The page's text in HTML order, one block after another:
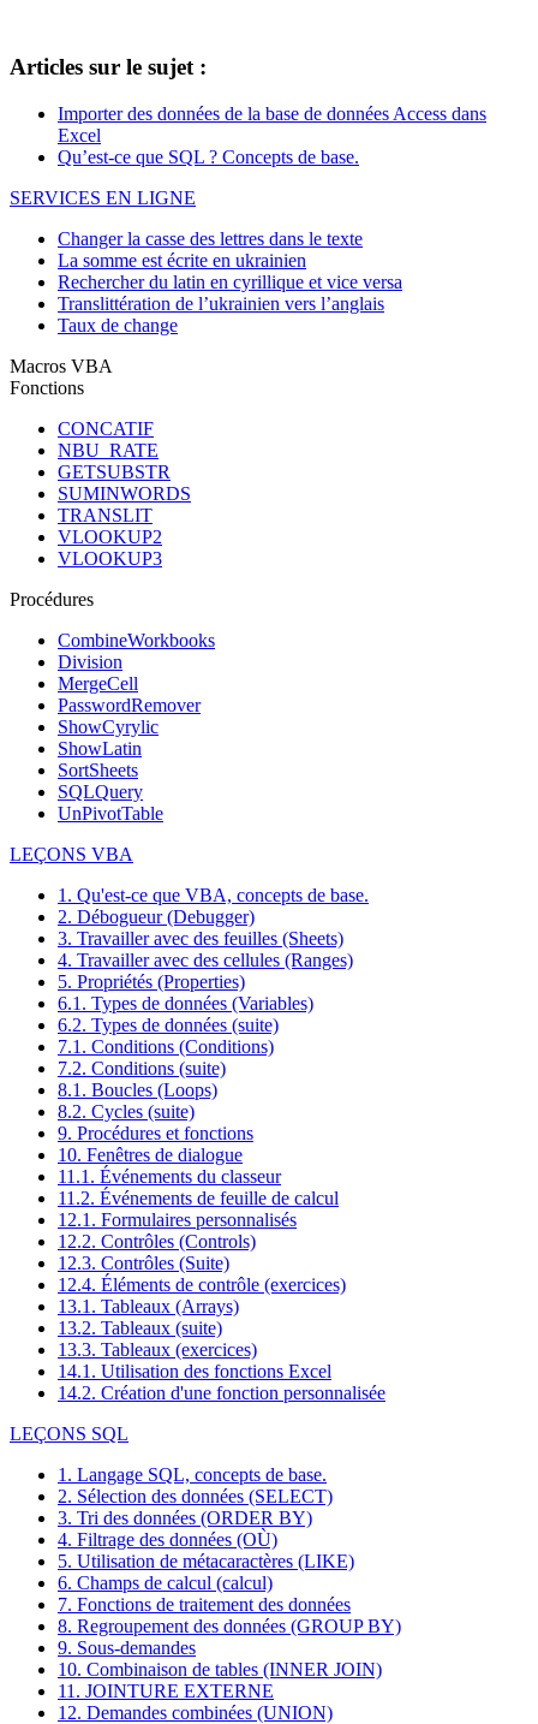
Articles sur le sujet :
Importer des données de la base de données Access dans
Excel
Qu’est-ce que SQL ? Concepts de base.
SERVICES EN LIGNE
Changer la casse des lettres dans le texte
La somme est écrite en ukrainien
Rechercher du latin en cyrillique et vice versa
Translittération de l’ukrainien vers l’anglais
Taux de change
Macros VBA
Fonctions
CONCATIF
NBU_RATE
GETSUBSTR
SUMINWORDS
TRANSLIT
VLOOKUP2
VLOOKUP3
Procédures
CombineWorkbooks
Division
MergeCell
PasswordRemover
ShowCyrylic
ShowLatin
SortSheets
SQLQuery
UnPivotTable
LEÇONS VBA
1. Qu'est-ce que VBA, concepts de base.
2. Débogueur (Debugger)
3. Travailler avec des feuilles (Sheets)
4. Travailler avec des cellules (Ranges)
5. Propriétés (Properties)
6.1. Types de données (Variables)
6.2. Types de données (suite)
7.1. Conditions (Conditions)
7.2. Conditions (suite)
8.1. Boucles (Loops)
8.2. Cycles (suite)
9. Procédures et fonctions
10. Fenêtres de dialogue
11.1. Événements du classeur
11.2. Événements de feuille de calcul
12.1. Formulaires personnalisés
12.2. Contrôles (Controls)
12.3. Contrôles (Suite)
12.4. Éléments de contrôle (exercices)
13.1. Tableaux (Arrays)
13.2. Tableaux (suite)
13.3. Tableaux (exercices)
14.1. Utilisation des fonctions Excel
14.2. Création d'une fonction personnalisée
LEÇONS SQL
1. Langage SQL, concepts de base.
2. Sélection des données (SELECT)
3. Tri des données (ORDER BY)
4. Filtrage des données (OÙ)
5. Utilisation de métacaractères (LIKE)
6. Champs de calcul (calcul)
7. Fonctions de traitement des données
8. Regroupement des données (GROUP BY)
9. Sous-demandes
10. Combinaison de tables (INNER JOIN)
11. JOINTURE EXTERNE
12. Demandes combinées (UNION)